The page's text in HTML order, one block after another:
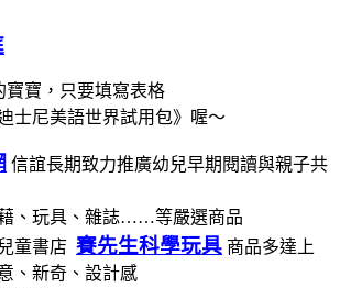
寶寶，只要填寫表格
士尼美語世界試用包》喔～
信誼長期致力推廣幼兒早期閱讀與親子共
、玩具、雜誌……等嚴選商品
童書店 賽先生科學玩具 商品多達上
、新奇、設計感